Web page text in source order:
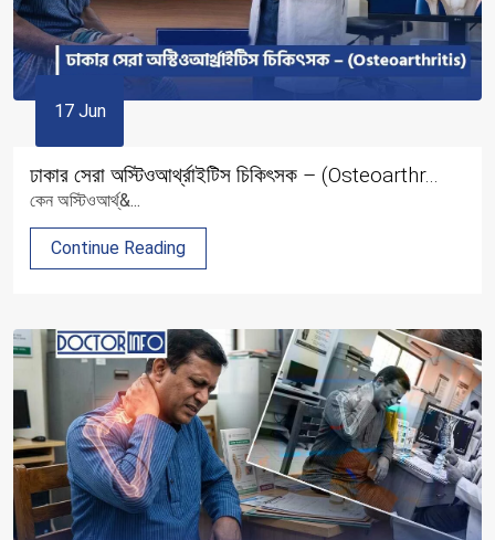
17 Jun
ঢাকার সেরা অস্টিওআর্থ্রাইটিস চিকিৎসক – (Osteoarthr...
কেন অস্টিওআর্থ্&...
Continue Reading